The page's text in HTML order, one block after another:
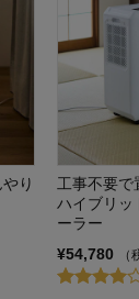
り
工事不要で
ハイブリッ
ーラー
¥54,780
（